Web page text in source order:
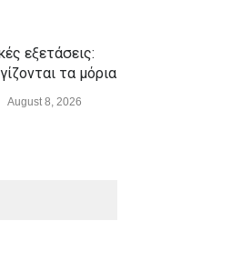
εξετάσεις:
τα μόρια
August 8, 2026